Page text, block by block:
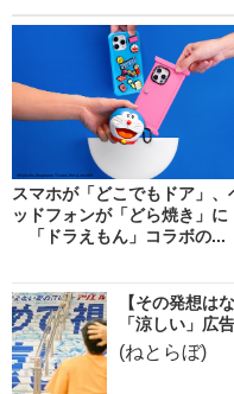
スマホが「どこでもドア」、
ッドフォンが「どら焼き」に
「ドラえもん」コラボの...
【その発想は
「涼しい」広
(ねとらぼ)